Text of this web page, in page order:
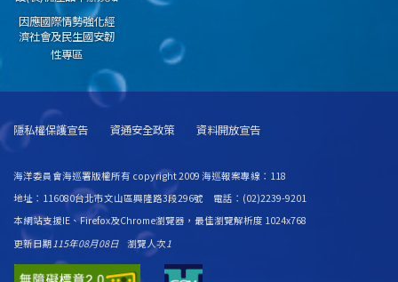
因應國際情勢強化經
濟社會及民生國安韌
性專區
隱私權保護宣告 資通安全政策 資料開放宣告
海洋委員會海巡署版權所有 copyright 2009 海巡報案專線：118
地址：116080台北市文山區興隆路3段296號 電話：(02)2239-9201
本網站支援IE、Firefox及Chrome瀏覽器，最佳瀏覽解析度 1024x768
更新日期115年08月08日 瀏覽人次1